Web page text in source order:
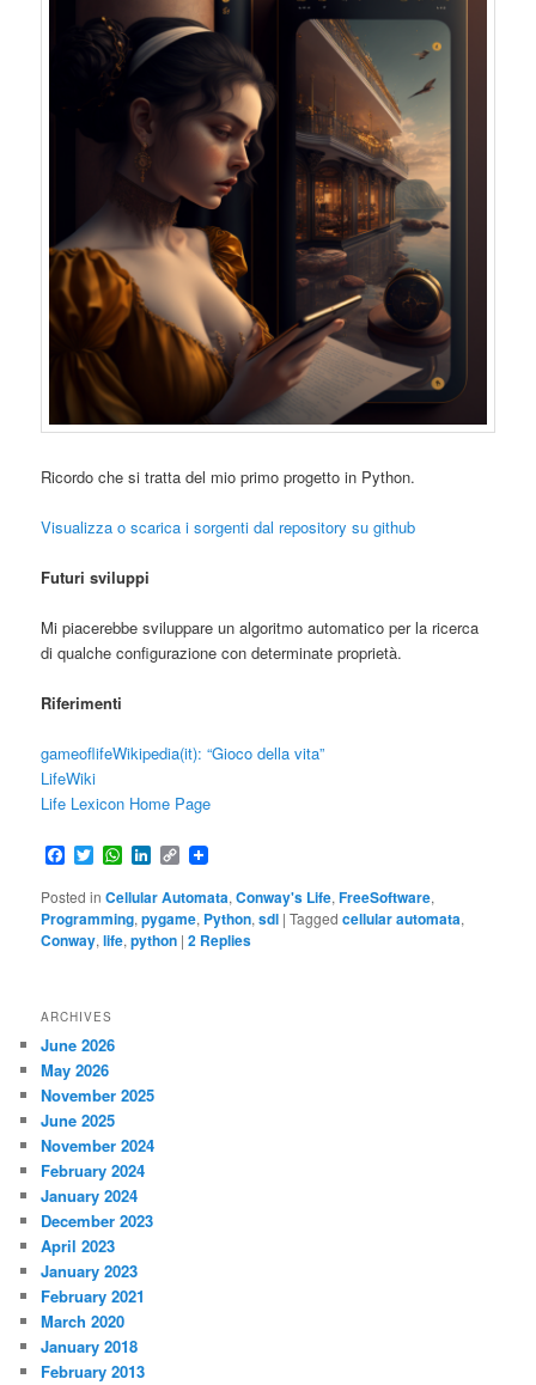
Ricordo che si tratta del mio primo progetto in Python.
Visualizza o scarica i sorgenti dal repository su github
Futuri sviluppi
Mi piacerebbe sviluppare un algoritmo automatico per la ricerca
di qualche configurazione con determinate proprietà.
Riferimenti
gameoflifeWikipedia(it): “Gioco della vita”
LifeWiki
Life Lexicon Home Page
Facebook
TwitterWhatsApp
LinkedIn
Copy
Link
Posted in Cellular Automata,Conway's Life,FreeSoftware,
Programming,pygame, Python,sdl |Tagged cellular automata,
Conway,life,python |2 Replies
ARCHIVES
June 2026
May 2026
November 2025
June 2025
November 2024
February 2024
January 2024
December 2023
April 2023
January 2023
February 2021
March 2020
January 2018
February 2013